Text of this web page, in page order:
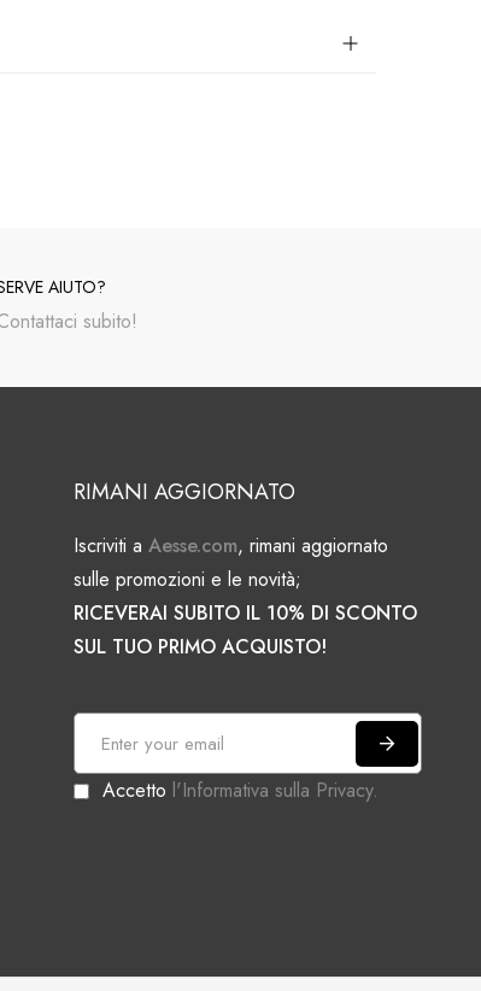
AIUTO?
subito!
RIMANI AGGIORNATO
Iscriviti aAesse.com, rimani aggiornato
sulle promozioni e le novità;
RICEVERAI SUBITO IL 10% DI SCONTO
SUL TUO PRIMO ACQUISTO!
c
Accetto l'Informativa sulla Privacy.